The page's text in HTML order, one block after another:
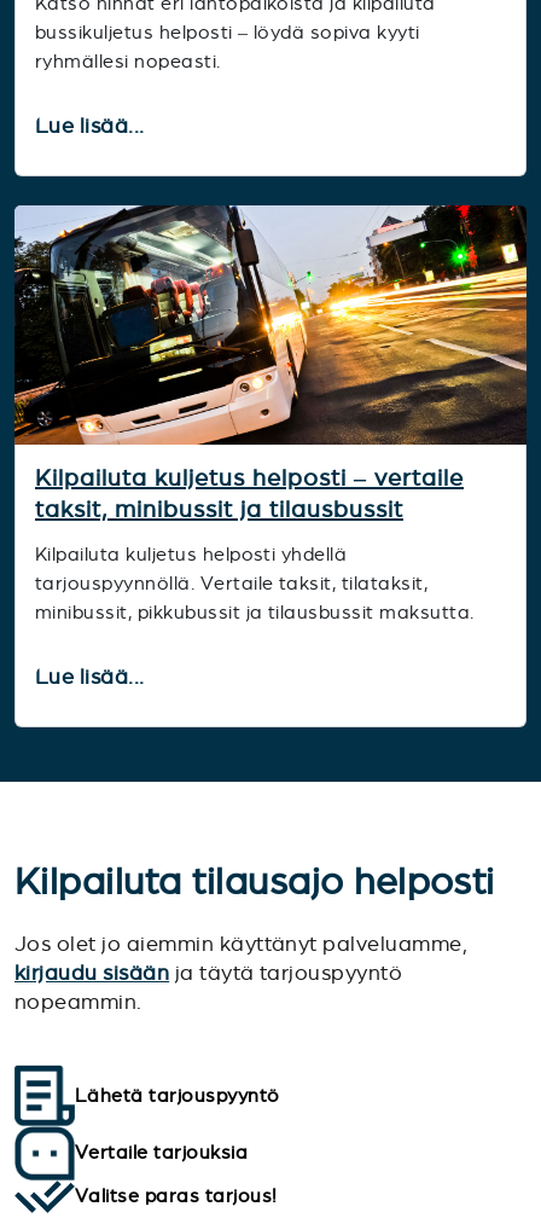
bussikuljetus helposti – löydä sopiva kyyti
ryhmällesi nopeasti.
Lue lisää...
Kilpailuta kuljetus helposti – vertaile
taksit, minibussit ja tilausbussit
Kilpailuta kuljetus helposti yhdellä
tarjouspyynnöllä. Vertaile taksit, tilataksit,
minibussit, pikkubussit ja tilausbussit maksutta.
Lue lisää...
Kilpailuta tilausajo helposti
Jos olet jo aiemmin käyttänyt palveluamme,
kirjaudu sisään ja täytä tarjouspyyntö
nopeammin.
Lähetä tarjouspyyntö
Vertaile tarjouksia
Valitse paras tarjous!